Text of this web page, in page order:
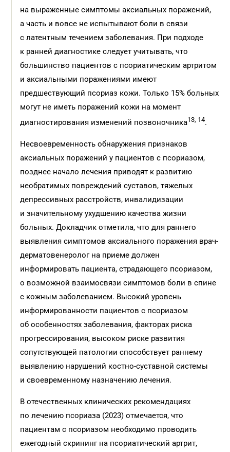
на выраженные симптомы аксиальных поражений,
а часть и вовсе не испытывают боли в связи
с латентным течением заболевания. При подходе
к ранней диагностике следует учитывать, что
большинство пациентов с псориатическим артритом
и аксиальными поражениями имеют
предшествующий псориаз кожи. Только 15% больных
могут не иметь поражений кожи на момент
диагностирования изменений позвоночника13, 14.
Несвоевременность обнаружения признаков
аксиальных поражений у пациентов с псориазом,
позднее начало лечения приводят к развитию
необратимых повреждений суставов, тяжелых
депрессивных расстройств, инвалидизации
и значительному ухудшению качества жизни
больных. Докладчик отметила, что для раннего
выявления симптомов аксиального поражения врач-
дерматовенеролог на приеме должен
информировать пациента, страдающего псориазом,
о возможной взаимосвязи симптомов боли в спине
с кожным заболеванием. Высокий уровень
информированности пациентов с псориазом
об особенностях заболевания, факторах риска
прогрессирования, высоком риске развития
сопутствующей патологии способствует раннему
выявлению нарушений костно-суставной системы
и своевременному назначению лечения.
В отечественных клинических рекомендациях
по лечению псориаза (2023) отмечается, что
пациентам с псориазом необходимо проводить
ежегодный скрининг на псориатический артрит,